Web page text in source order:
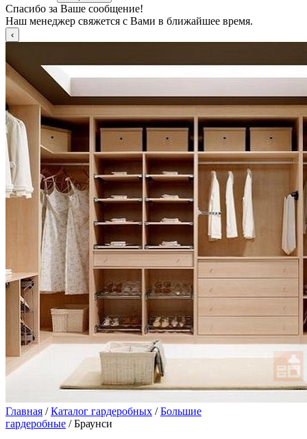
Спасибо за Ваше сообщение!
Наш менеджер свяжется с Вами в ближайшее время.
Главная /Каталог гардеробных /Большие
гардеробные / Браунси